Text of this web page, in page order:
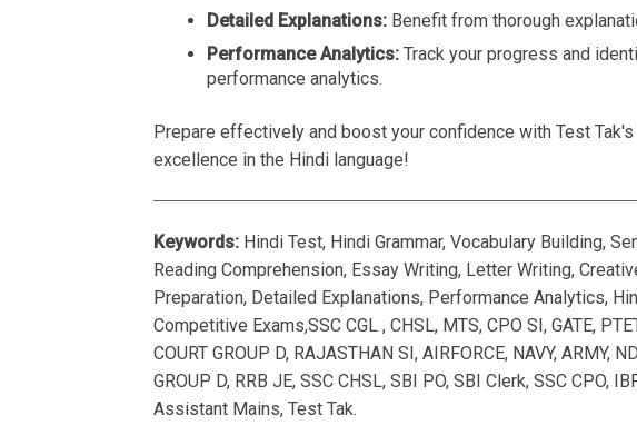
Detailed Explanations: Benefit from thorough
Performance Analytics: Track your progress and
performance analytics.
Prepare effectively and boost your confidence with Test
excellence in the Hindi language!
Keywords: Hindi Test, Hindi Grammar, Vocabulary Building,
Reading Comprehension, Essay Writing, Letter Writing,
Preparation, Detailed Explanations, Performance Analytics,
Competitive Exams,SSC CGL , CHSL, MTS, CPO SI, GATE,
COURT GROUP D, RAJASTHAN SI, AIRFORCE, NAVY, ARMY,
GROUP D, RRB JE, SSC CHSL, SBI PO, SBI Clerk, SSC CPO,
Assistant Mains, Test Tak.